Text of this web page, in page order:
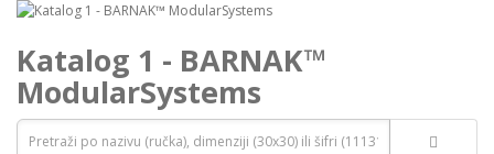
Katalog 1 - BARNAK™
ModularSystems